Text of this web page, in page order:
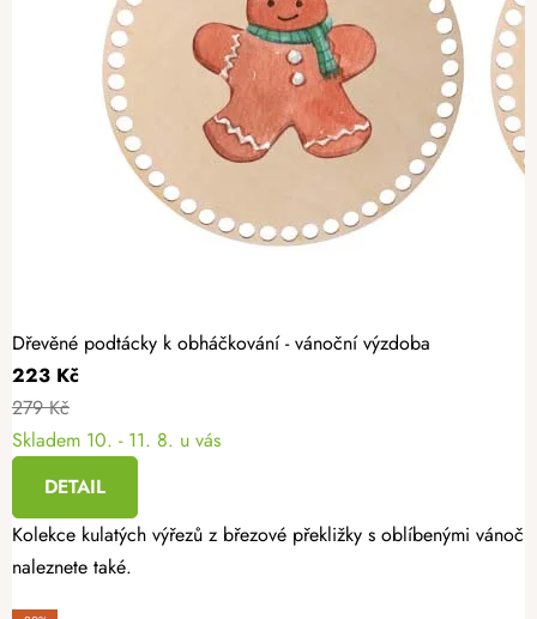
Dřevěné podtácky k obháčkování - vánoční výzdoba
223 Kč
279 Kč
Skladem 10. - 11. 8. u vás
DETAIL
Kolekce kulatých výřezů z březové překližky s oblíbenými
naleznete také.